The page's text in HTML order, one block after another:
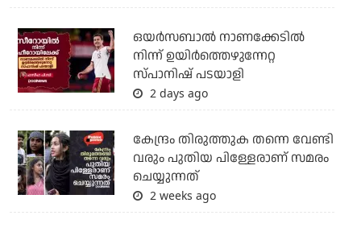
ഒയര്‍സബാൽ നാണക്കേടിൽ
നിന്ന് ഉയിർത്തെഴുന്നേറ്റ
സ്പാനിഷ് പടയാളി
2 days ago
കേന്ദ്രം തിരുത്തുക തന്നെ വേണ്ടി
വരും പുതിയ പിള്ളേരാണ് സമരം
ചെയ്യുന്നത്
2 weeks ago